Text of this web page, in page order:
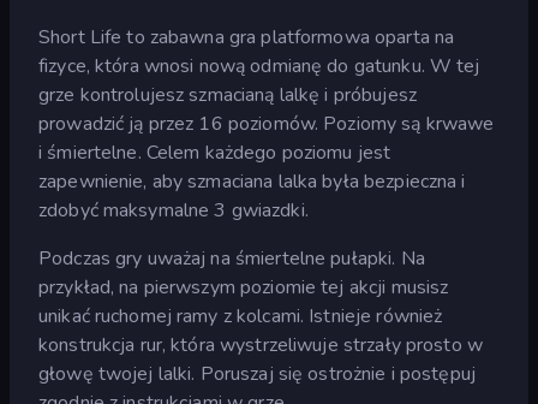
Short Life to zabawna gra platformowa oparta na
fizyce, która wnosi nową odmianę do gatunku. W tej
grze kontrolujesz szmacianą lalkę i próbujesz
prowadzić ją przez 16 poziomów. Poziomy są krwawe
i śmiertelne. Celem każdego poziomu jest
zapewnienie, aby szmaciana lalka była bezpieczna i
zdobyć maksymalne 3 gwiazdki.
Podczas gry uważaj na śmiertelne pułapki. Na
przykład, na pierwszym poziomie tej akcji musisz
unikać ruchomej ramy z kolcami. Istnieje również
konstrukcja rur, która wystrzeliwuje strzały prosto w
głowę twojej lalki. Poruszaj się ostrożnie i postępuj